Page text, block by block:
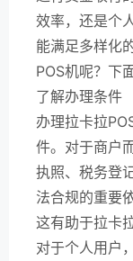
效率，还是个
能满足多样化
POS机呢？下
了解办理条件
办理拉卡拉
件。对于商户
执照、税务登
法合规的重要
这有助于拉卡
对于个人用户